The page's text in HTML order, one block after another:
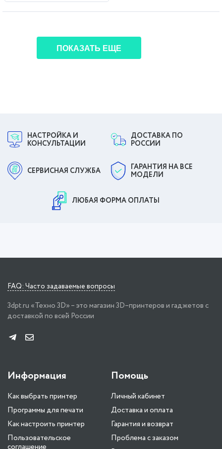
ПОКАЗАТЬ ЕЩЕ
НАСТРОЙКА И
КОНСУЛЬТАЦИИ
ДОСТАВКА ПО
РОССИИ
СЕРВИСНАЯ СЛУЖБА
ГАРАНТИЯ НА ВСЕ
МОДЕЛИ
ЛЮБАЯ ФОРМА ОПЛАТЫ
FAQ: Часто задаваемые вопросы
3dpt.ru «Техно 3D» – это магазин 3D–принтеров и гаджетов с
доставкой по всей России
Информация
Как выбрать принтер
Программы для печати
Как настроить принтер
Пользовательское
Помощь
Личный кабинет
Доставка и оплата
Гарантия и возврат
Проблема с заказом